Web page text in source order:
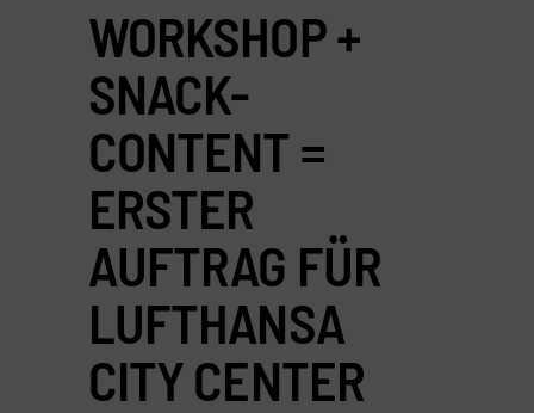
WORKSHOP +
SNACK-
CONTENT =
ERSTER
AUFTRAG FÜR
LUFTHANSA
CITY CENTER